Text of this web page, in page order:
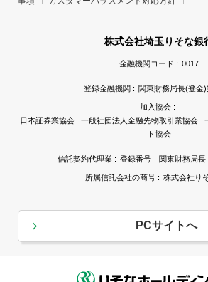
株式会社埼玉りそな銀
金融機関コード : 0017
登録金融機関 : 関東財務局長(登金)
加入協会 :
日本証券業協会 一般社団法人金融先物取引業協会
ト協会
信託契約代理業 : 登録番号 関東財務局長
所属信託会社の商号 : 株式会社り
PCサイトへ